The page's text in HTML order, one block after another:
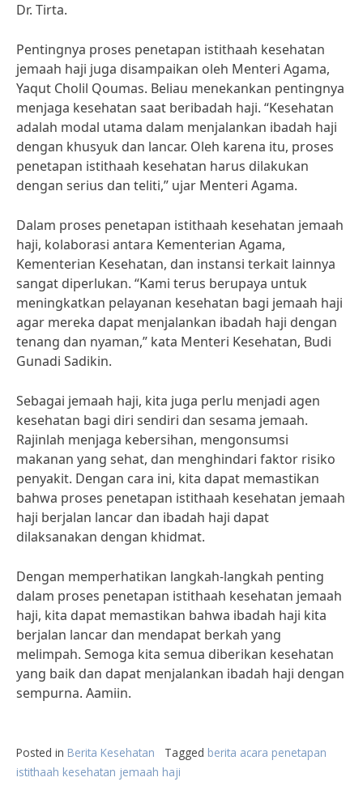
Dr. Tirta.
Pentingnya proses penetapan istithaah kesehatan
jemaah haji juga disampaikan oleh Menteri Agama,
Yaqut Cholil Qoumas. Beliau menekankan pentingnya
menjaga kesehatan saat beribadah haji. “Kesehatan
adalah modal utama dalam menjalankan ibadah haji
dengan khusyuk dan lancar. Oleh karena itu, proses
penetapan istithaah kesehatan harus dilakukan
dengan serius dan teliti,” ujar Menteri Agama.
Dalam proses penetapan istithaah kesehatan jemaah
haji, kolaborasi antara Kementerian Agama,
Kementerian Kesehatan, dan instansi terkait lainnya
sangat diperlukan. “Kami terus berupaya untuk
meningkatkan pelayanan kesehatan bagi jemaah haji
agar mereka dapat menjalankan ibadah haji dengan
tenang dan nyaman,” kata Menteri Kesehatan, Budi
Gunadi Sadikin.
Sebagai jemaah haji, kita juga perlu menjadi agen
kesehatan bagi diri sendiri dan sesama jemaah.
Rajinlah menjaga kebersihan, mengonsumsi
makanan yang sehat, dan menghindari faktor risiko
penyakit. Dengan cara ini, kita dapat memastikan
bahwa proses penetapan istithaah kesehatan jemaah
haji berjalan lancar dan ibadah haji dapat
dilaksanakan dengan khidmat.
Dengan memperhatikan langkah-langkah penting
dalam proses penetapan istithaah kesehatan jemaah
haji, kita dapat memastikan bahwa ibadah haji kita
berjalan lancar dan mendapat berkah yang
melimpah. Semoga kita semua diberikan kesehatan
yang baik dan dapat menjalankan ibadah haji dengan
sempurna. Aamiin.
Posted in Berita Kesehatan Tagged berita acara penetapan
istithaah kesehatan jemaah haji